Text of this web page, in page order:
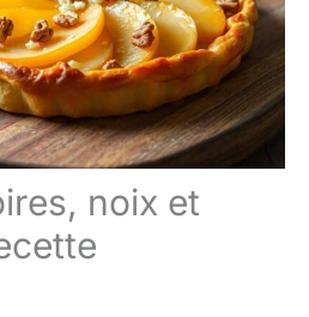
noix et